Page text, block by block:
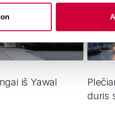
iš Yawal
duris